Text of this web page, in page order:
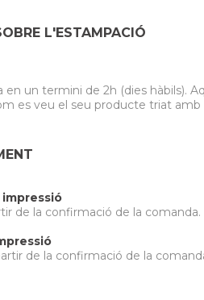
L'ESTAMPACIÓ
en un termini de 2h (dies hàbils).
es veu el seu producte triat
impressió
de la confirmació de la comanda.
de la confirmació de la